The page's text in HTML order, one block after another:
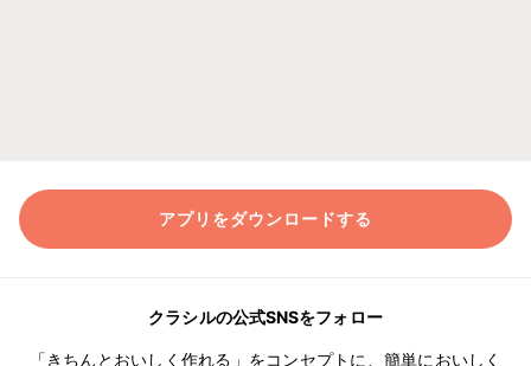
アプリをダウンロードする
クラシルの公式SNSをフォロー
「きちんとおいしく作れる」をコンセプトに、簡単においしく